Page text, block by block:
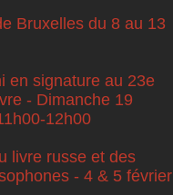
Bruxelles du 8 au 13
en signature au 23e
- Dimanche 19
12h00
livre russe et des
- 4 & 5 février